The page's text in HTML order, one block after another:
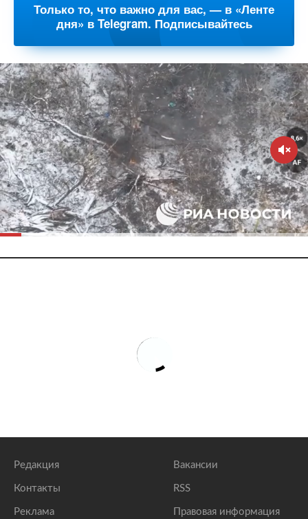
Только то, что важно для вас, — в «Ленте
дня» в Telegram. Подписывайтесь
Редакция
Контакты
Реклама
Вакансии
RSS
Правовая информация